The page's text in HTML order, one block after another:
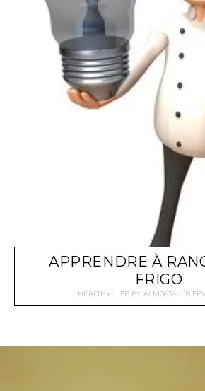
APPRENDRE À
FRIGO
HEALTHY-LIFE BY ALM0634 18